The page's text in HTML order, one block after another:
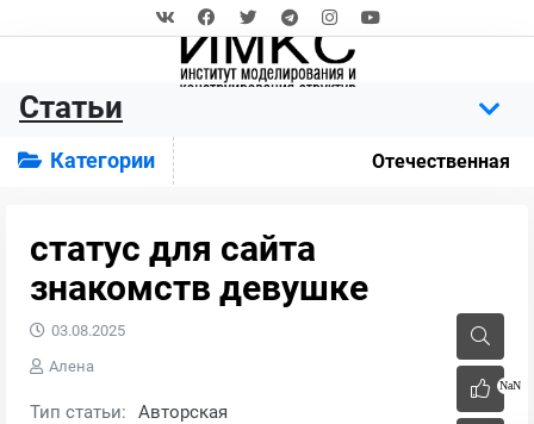
Статьи
Категории Отечественная
статус для сайта
знакомств девушке
NaN
03.08.2025
Алена
Тип статьи: Авторская